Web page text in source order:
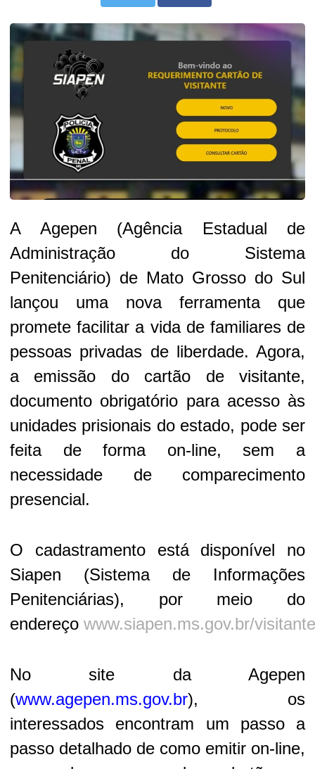
A Agepen (Agência Estadual de
Administração do Sistema
Penitenciário) de Mato Grosso do Sul
lançou uma nova ferramenta que
promete facilitar a vida de familiares de
pessoas privadas de liberdade. Agora,
a emissão do cartão de visitante,
documento obrigatório para acesso às
unidades prisionais do estado, pode ser
feita de forma on-line, sem a
necessidade de comparecimento
presencial.
O cadastramento está disponível no
Siapen (Sistema de Informações
Penitenciárias), por meio do
endereço www.siapen.ms.gov.br/visitante
No site da Agepen
(www.agepen.ms.gov.br), os
interessados encontram um passo a
passo detalhado de como emitir on-line,